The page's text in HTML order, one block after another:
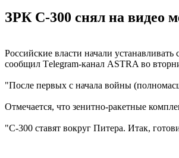
ЗРК С-300 снял на видео
Российские власти начали
сообщил Тelegram-канал ASTRA во
"После первых с начала войны
Отмечается, что зенитно-ракетные
"С-300 ставят вокруг Питера. Итак,